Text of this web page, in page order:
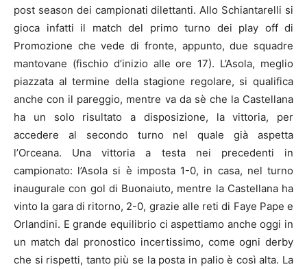
post season dei campionati dilettanti. Allo Schiantarelli si
gioca infatti il match del primo turno dei play off di
Promozione che vede di fronte, appunto, due squadre
mantovane (fischio d’inizio alle ore 17). L’Asola, meglio
piazzata al termine della stagione regolare, si qualifica
anche con il pareggio, mentre va da sè che la Castellana
ha un solo risultato a disposizione, la vittoria, per
accedere al secondo turno nel quale già aspetta
l’Orceana. Una vittoria a testa nei precedenti in
campionato: l’Asola si è imposta 1-0, in casa, nel turno
inaugurale con gol di Buonaiuto, mentre la Castellana ha
vinto la gara di ritorno, 2-0, grazie alle reti di Faye Pape e
Orlandini. E grande equilibrio ci aspettiamo anche oggi in
un match dal pronostico incertissimo, come ogni derby
che si rispetti, tanto più se la posta in palio è così alta. La